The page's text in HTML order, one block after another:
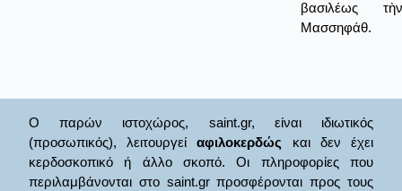
βασιλέως τὴν
Μασσηφάθ.
Ο παρών ιστοχώρος, saint.gr, είναι ιδιωτικός
(προσωπικός), λειτουργείαφιλοκερδώς και δεν έχει
κερδοσκοπικό ή άλλο σκοπό. Οι πληροφορίες που
περιλαμβάνονται στο saint.gr προσφέρονται προς τους